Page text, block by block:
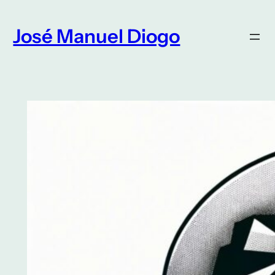
para
José Manuel Diogo